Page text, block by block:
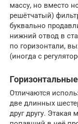
массу, но вместо
решётчатый)
буквально
нижний отвод в
по горизонтали,
(иногда с
Отличаются
две длинных
друг другу.